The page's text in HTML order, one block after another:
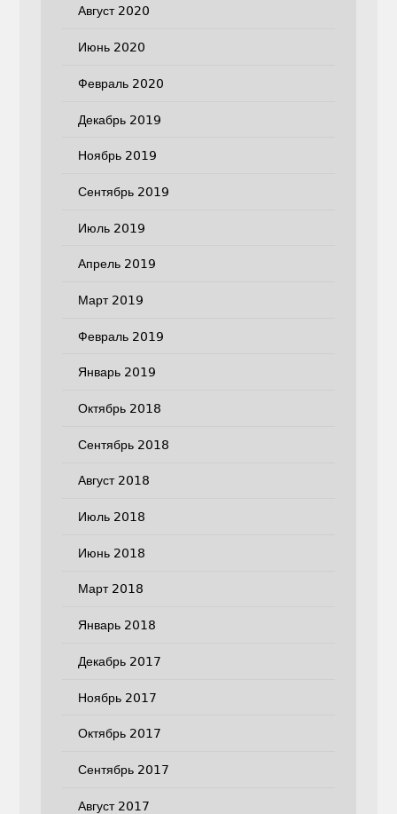
Август 2020
Июнь 2020
Февраль 2020
Декабрь 2019
Ноябрь 2019
Сентябрь 2019
Июль 2019
Апрель 2019
Март 2019
Февраль 2019
Январь 2019
Октябрь 2018
Сентябрь 2018
Август 2018
Июль 2018
Июнь 2018
Март 2018
Январь 2018
Декабрь 2017
Ноябрь 2017
Октябрь 2017
Сентябрь 2017
Август 2017